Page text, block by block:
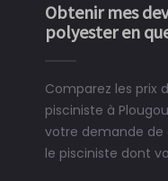
Obtenir mes
polyester en
Comparez les prix
pisciniste à
votre demande de
le pisciniste dont